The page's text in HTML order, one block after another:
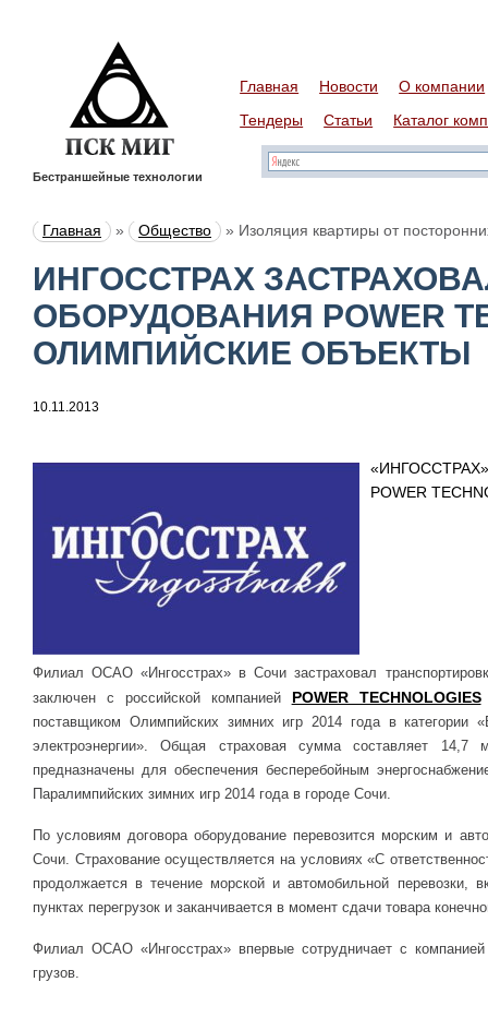
Бестраншейные технологии
Главная Новости
О компании
Тендеры
Статьи Каталог
Главная » Общество » Изоляция квартиры от
ИНГОССТРАХ
ОБОРУДОВАНИЯ POWER
ОЛИМПИЙСКИЕ ОБЪЕКТЫ
10.11.2013
POWER
Филиал ОСАО «Ингосстрах» в Сочи застраховал
заключен с российской компанией POWER TECHNOLOGIES
поставщиком Олимпийских зимних игр 2014 года в категории
электроэнергии». Общая страховая сумма составляет
предназначены для обеспечения бесперебойным
Паралимпийских зимних игр 2014 года в городе Сочи.
По условиям договора оборудование перевозится морским и
Сочи. Страхование осуществляется на условиях «С
продолжается в течение морской и автомобильной перевозки,
пунктах перегрузок и заканчивается в момент сдачи товара
Филиал ОСАО «Ингосстрах» впервые сотрудничает с
грузов.